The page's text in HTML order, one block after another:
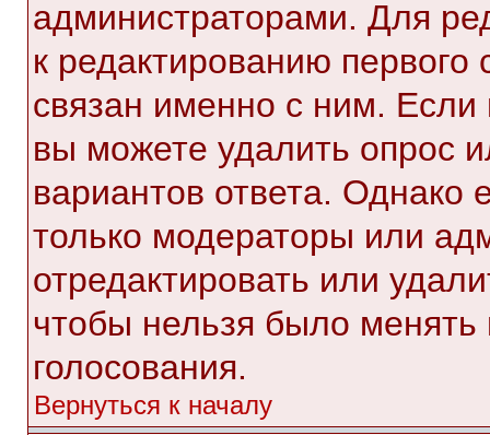
администраторами. Для
к редактированию
связан именно с ним. Если
вы можете удалить опрос
вариантов ответа. Однако
только модераторы или
отредактировать или
чтобы нельзя было
голосования.
Вернуться к началу